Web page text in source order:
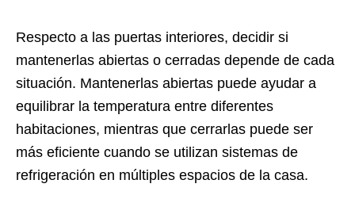
Respecto a las puertas interiores, decidir si
mantenerlas abiertas o cerradas depende de cada
situación. Mantenerlas abiertas puede ayudar a
equilibrar la temperatura entre diferentes
habitaciones, mientras que cerrarlas puede ser
más eficiente cuando se utilizan sistemas de
refrigeración en múltiples espacios de la casa.